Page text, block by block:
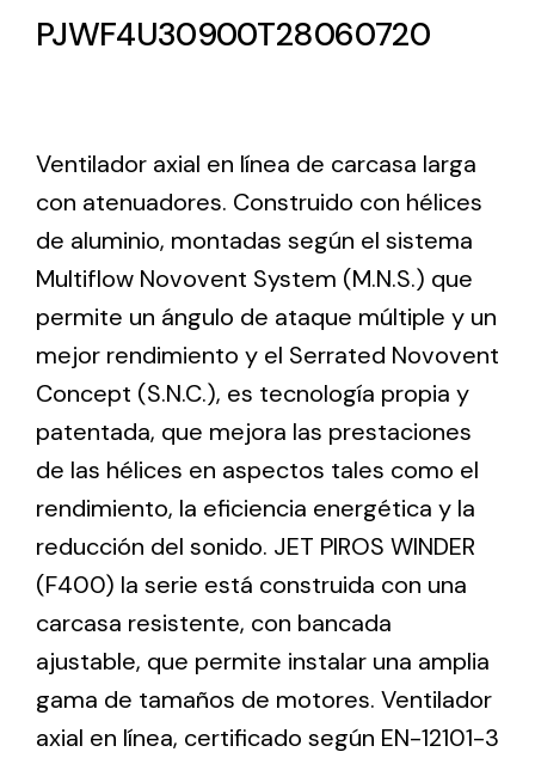
Amplia gama de ventiladores y equipos de
Ventilation
The incorporation of Novovent into the group
meant a greater offer of ventilation products for
Iluminación Solar
Variedad de soluciones solares para todo tipo
PJWF4U30900T28060720
Ventilador axial en línea de carcasa larga
con atenuadores. Construido con hélices
de aluminio, montadas según el sistema
Multiflow Novovent System (M.N.S.) que
permite un ángulo de ataque múltiple y un
mejor rendimiento y el Serrated Novovent
Concept (S.N.C.), es tecnología propia y
patentada, que mejora las prestaciones
de las hélices en aspectos tales como el
rendimiento, la eficiencia energética y la
reducción del sonido. JET PIROS WINDER
(F400) la serie está construida con una
carcasa resistente, con bancada
ajustable, que permite instalar una amplia
gama de tamaños de motores. Ventilador
axial en línea, certificado según EN-12101-3